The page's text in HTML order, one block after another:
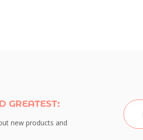
GREATEST:
new products and